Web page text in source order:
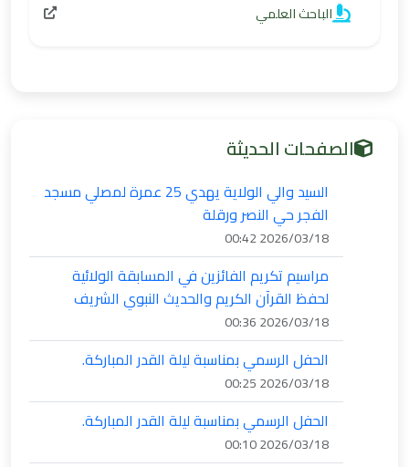
الباحث العلمي
الصفحات الحديثة
السيد والي الولاية يهدي 25 عمرة لمصلي مسجد
الفجر حي النصر ورقلة
2026/03/18 00:42
مراسيم تكريم الفائزين في المسابقة الولائية
لحفظ القرآن الكريم والحديث النبوي الشريف
2026/03/18 00:36
الحفل الرسمي بمناسبة ليلة القدر المباركة.
2026/03/18 00:25
الحفل الرسمي بمناسبة ليلة القدر المباركة.
2026/03/18 00:10